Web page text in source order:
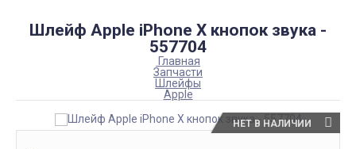
Шлейф Apple iPhone X кнопок звука -
557704
Главная
Запчасти
Шлейфы
Apple
НЕТ В НАЛИЧИИ